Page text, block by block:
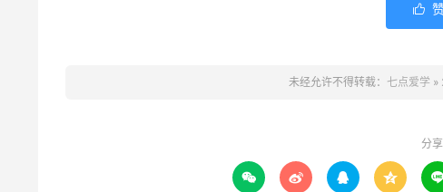

未经允许不得转载： 七点爱学 »
分
    